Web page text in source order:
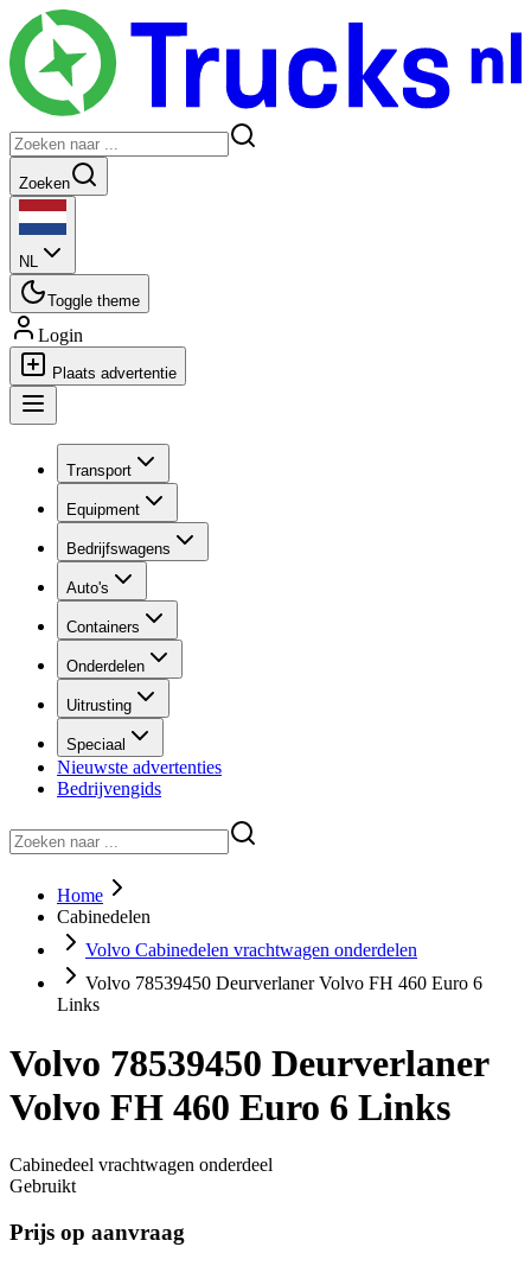
Zoeken
NL
Toggle theme
Login
Plaats advertentie
Transport
Equipment
Bedrijfswagens
Auto's
Containers
Onderdelen
Uitrusting
Speciaal
Nieuwste advertenties
Bedrijvengids
Home
Cabinedelen
Volvo Cabinedelen vrachtwagen onderdelen
Volvo 78539450 Deurverlaner Volvo FH 460 Euro 6
Links
Volvo 78539450 Deurverlaner
Volvo FH 460 Euro 6 Links
Cabinedeel vrachtwagen onderdeel
Gebruikt
Prijs op aanvraag